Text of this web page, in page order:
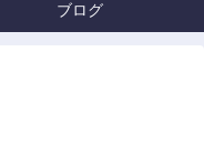
ブログ